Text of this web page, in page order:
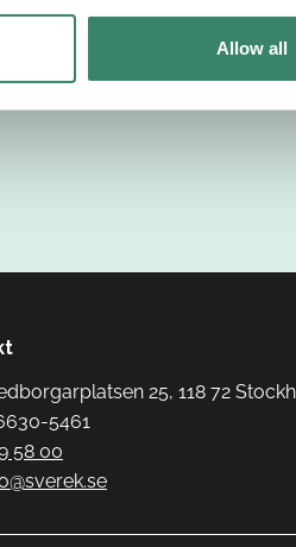
Allow all
25, 118 72
5461
58 00